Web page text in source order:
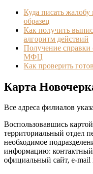
Куда писать
образец
Как получить
алгоритм действий
Получение справки
МФЦ
Как проверить
Карта
Все адреса филиалов
Воспользовавшись
территориальный отдел
необходимое
информацию: контактный
официальный сайт, e-mail